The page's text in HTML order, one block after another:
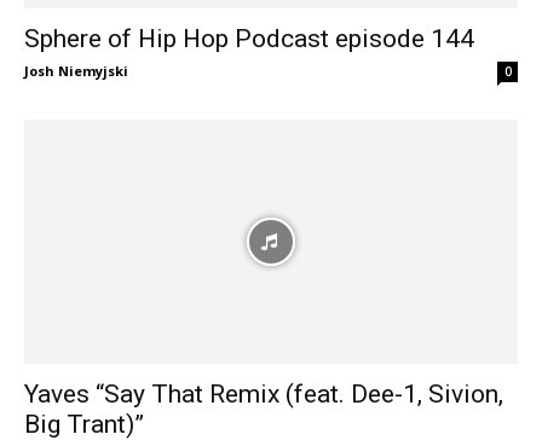
Sphere of Hip Hop Podcast episode 144
Josh Niemyjski 0
Yaves “Say That Remix (feat. Dee-1, Sivion,
Big Trant)”